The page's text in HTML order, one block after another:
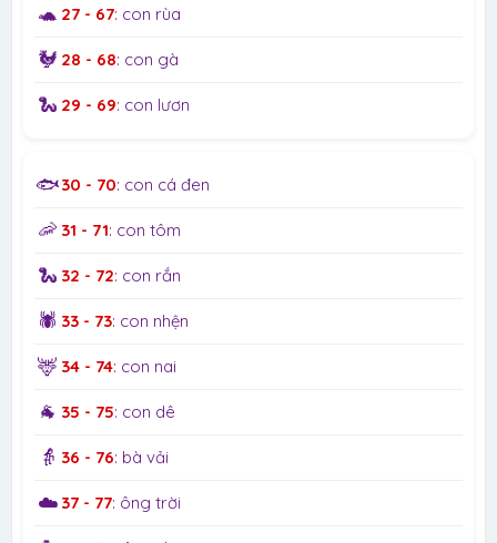
🐢 27 - 67: con rùa
🐓 28 - 68: con gà
🐍 29 - 69: con lươn
🐟30 - 70: con cá đen
🦐 31 - 71: con tôm
🐍 32 - 72: con rắn
🕷️ 33 - 73: con nhện
🦌 34 - 74: con nai
🐐 35 - 75: con dê
👵 36 - 76: bà vải
☁️ 37 - 77: ông trời